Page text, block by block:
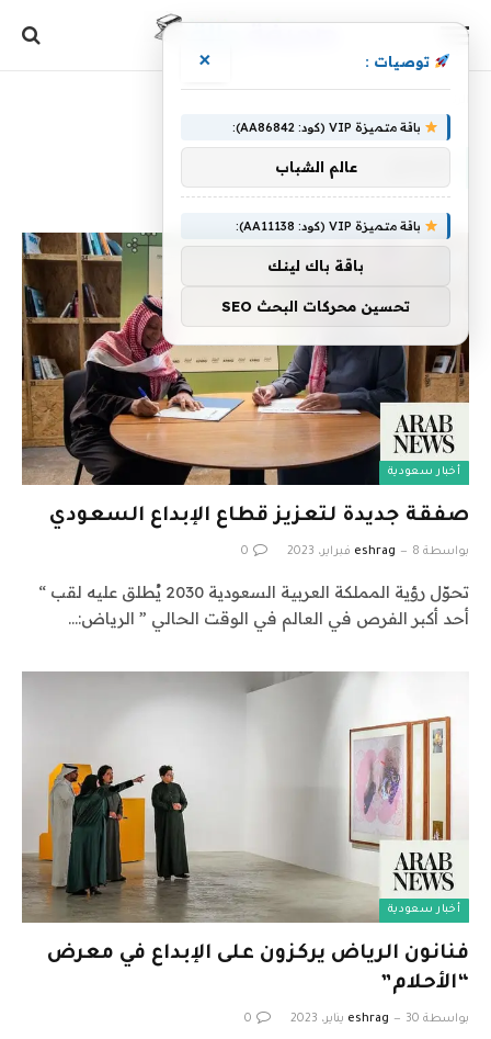
أخبار سعودية
صفقة جديدة لتعزيز قطاع الإبداع السعودي
بواسطة eshrag 8 فبراير، 2023 0
تحوّل رؤية المملكة العربية السعودية 2030 يُطلق عليه لقب “
أحد أكبر الفرص في العالم في الوقت الحالي ” الرياض:…
أخبار سعودية
فنانون الرياض يركزون على الإبداع في معرض
“الأحلام”
بواسطة eshrag 30 يناير، 2023 0
توصيات : ×
باقة متميزة VIP (كود: AA86842):
عالم الشباب
باقة متميزة VIP (كود: AA11138):
باقة باك لينك
تحسين محركات البحث SEO